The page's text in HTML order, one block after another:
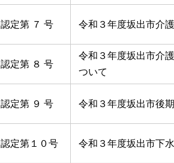
認定第 ７ 号 令和３年度坂出市介
認定第 ８ 号
令和３年度坂出市介
ついて
認定第 ９ 号 令和３年度坂出市後
認定第１０号 令和３年度坂出市下